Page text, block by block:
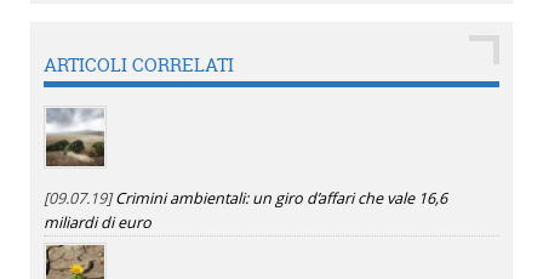
ARTICOLI CORRELATI
[09.07.19]Crimini ambientali: un giro d’affari che vale 16,6
miliardi di euro